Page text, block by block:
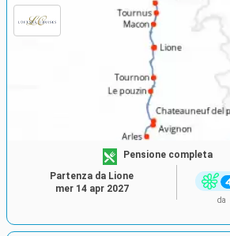
Pensione completa
da
Partenza da Lione
mer 14 apr 2027